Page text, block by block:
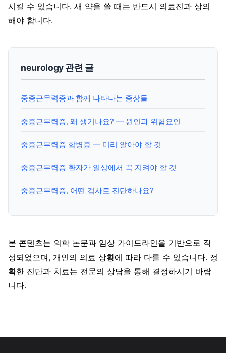
시킬 수 있습니다. 새 약을 쓸 때는 반드시 의료진과 상의
해야 합니다.
neurology 관련 글
중증근무력증과 함께 나타나는 증상들
중증근무력증, 왜 생기나요? — 원인과 위험요인
중증근무력증 합병증 — 미리 알아야 할 것
중증근무력증 환자가 일상에서 꼭 지켜야 할 것
중증근무력증, 어떤 검사로 진단하나요?
본 콘텐츠는 의학 논문과 임상 가이드라인을 기반으로 작
성되었으며, 개인의 의료 상황에 따라 다를 수 있습니다. 정
확한 진단과 치료는 전문의 상담을 통해 결정하시기 바랍
니다.